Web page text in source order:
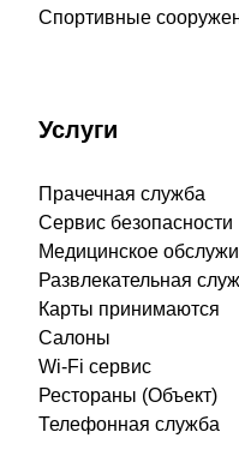
Спортивные
Услуги
Прачечная служба
Сервис безопасности
Медицинское
Развлекательная
Карты принимаются
Салоны
Wi-Fi сервис
Рестораны (Объект)
Телефонная служба